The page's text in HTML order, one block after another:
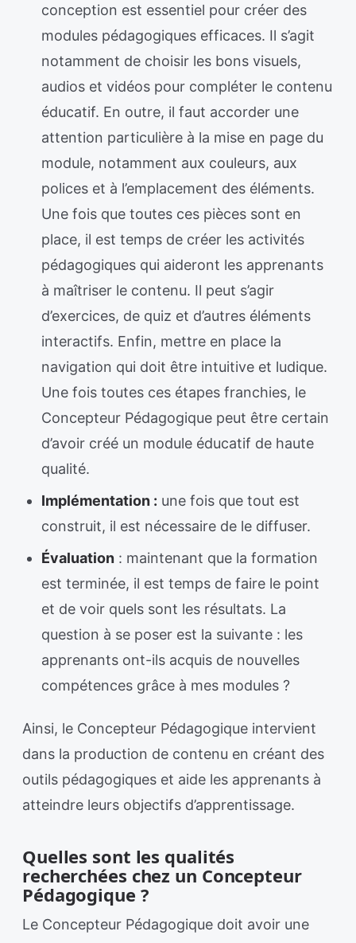
conception est essentiel pour créer des
modules pédagogiques efficaces. Il s’agit
notamment de choisir les bons visuels,
audios et vidéos pour compléter le contenu
éducatif. En outre, il faut accorder une
attention particulière à la mise en page du
module, notamment aux couleurs, aux
polices et à l’emplacement des éléments.
Une fois que toutes ces pièces sont en
place, il est temps de créer les activités
pédagogiques qui aideront les apprenants
à maîtriser le contenu. Il peut s’agir
d’exercices, de quiz et d’autres éléments
interactifs. Enfin, mettre en place la
navigation qui doit être intuitive et ludique.
Une fois toutes ces étapes franchies, le
Concepteur Pédagogique peut être certain
d’avoir créé un module éducatif de haute
qualité.
Implémentation : une fois que tout est
construit, il est nécessaire de le diffuser.
Évaluation : maintenant que la formation
est terminée, il est temps de faire le point
et de voir quels sont les résultats. La
question à se poser est la suivante : les
apprenants ont-ils acquis de nouvelles
compétences grâce à mes modules ?
Ainsi, le Concepteur Pédagogique intervient
dans la production de contenu en créant des
outils pédagogiques et aide les apprenants à
atteindre leurs objectifs d’apprentissage.
Quelles sont les qualités
recherchées chez un Concepteur
Pédagogique ?
Le Concepteur Pédagogique doit avoir une